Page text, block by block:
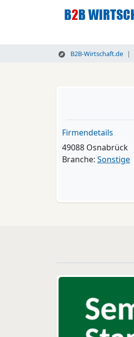
B2B-Wirtschaft.de
Firmendetails
49088 Osnabrück
Branche: Sonstige